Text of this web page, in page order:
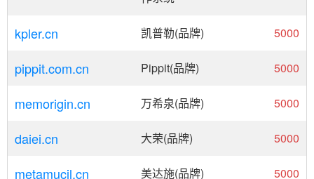
kpler.cn 凯普勒(品牌) 5000
pippit.com.cn Pippit(品牌) 5000
memorigin.cn 万希泉(品牌) 5000
daiei.cn 大荣(品牌) 5000
metamucil.cn 美达施(品牌) 5000